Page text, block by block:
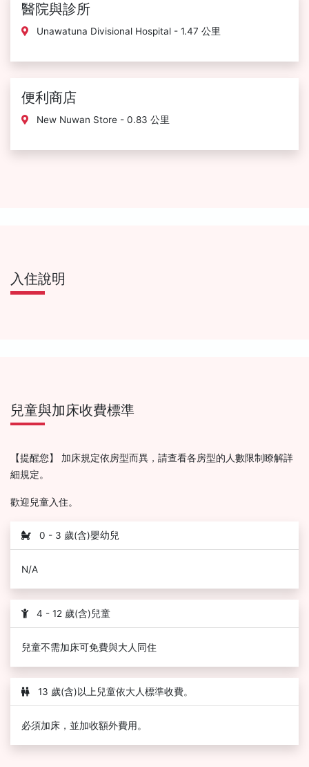
醫院與診所
Unawatuna Divisional Hospital - 1.47 公里
便利商店
New Nuwan Store - 0.83 公里
入住說明
兒童與加床收費標準
【提醒您】 加床規定依房型而異，請查看各房型的人數限制瞭解詳
細規定。
歡迎兒童入住。
0 - 3 歲(含)嬰幼兒
N/A
4 - 12 歲(含)兒童
兒童不需加床可免費與大人同住
13 歲(含)以上兒童依大人標準收費。
必須加床，並加收額外費用。